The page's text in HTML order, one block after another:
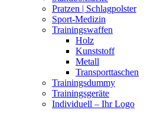
Pratzen | Schlagpolster
Sport-Medizin
Trainingswaffen
Holz
Kunststoff
Metall
Transporttaschen
Trainingsdummy
Trainingsgeräte
Individuell – Ihr Logo